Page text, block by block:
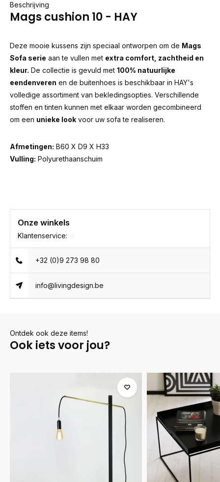
Beschrijving
Mags cushion 10 - HAY
Deze mooie kussens zijn speciaal ontworpen om de Mags
Sofa serie aan te vullen met extra comfort, zachtheid en
kleur. De collectie is gevuld met 100% natuurlijke
eendenveren en de buitenhoes is beschikbaar in HAY's
volledige assortiment van bekledingsopties. Verschillende
stoffen en tinten kunnen met elkaar worden gecombineerd
om een unieke look voor uw sofa te realiseren.
Afmetingen: B60 X D9 X H33
Vulling: Polyurethaanschuim
Onze winkels
Klantenservice:
+32 (0)9 273 98 80
info@livingdesign.be
Ontdek ook deze items!
Ook iets voor jou?